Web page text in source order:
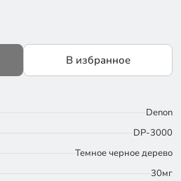
В избранное
Denon
DP-3000
Темное черное дерево
30мг